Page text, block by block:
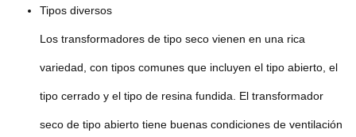
Tipos diversos
Los transformadores de tipo seco vienen en una rica
variedad, con tipos comunes que incluyen el tipo abierto, el
tipo cerrado y el tipo de resina fundida. El transformador
seco de tipo abierto tiene buenas condiciones de ventilación